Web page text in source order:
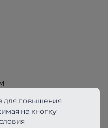
HomeHit
для повышения
на кнопку